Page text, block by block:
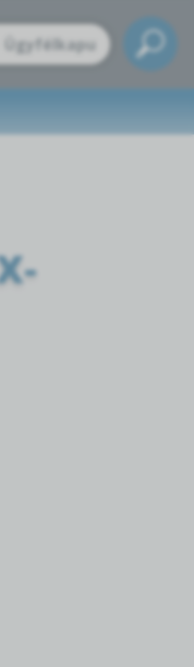
Ügyfélkapu